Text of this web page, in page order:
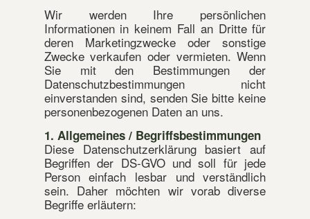
Wir werden Ihre persönlichen
Informationen in keinem Fall an Dritte für
deren Marketingzwecke oder sonstige
Zwecke verkaufen oder vermieten. Wenn
Sie mit den Bestimmungen der
Datenschutzbestimmungen nicht
einverstanden sind, senden Sie bitte keine
personenbezogenen Daten an uns.
1. Allgemeines / Begriffsbestimmungen
Diese Datenschutzerklärung basiert auf
Begriffen der DS-GVO und soll für jede
Person einfach lesbar und verständlich
sein. Daher möchten wir vorab diverse
Begriffe erläutern: